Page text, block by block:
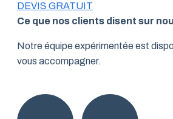
DEVIS GRATUIT
Ce que nos clients disent sur
Notre équipe expérimentée est
vous accompagner.